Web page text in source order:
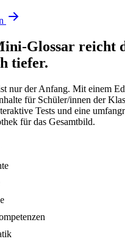
Glossar reicht
tiefer.
nur der Anfang. Mit einem
für Schüler/innen der
Tests und eine
für das Gesamtbild.